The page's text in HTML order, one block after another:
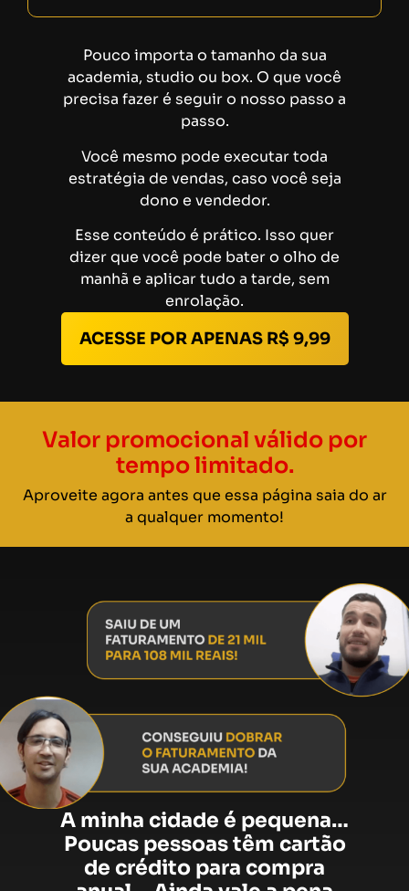
Pouco importa o tamanho da sua
academia, studio ou box. O que você
precisa fazer é seguir o nosso passo a
passo.
Você mesmo pode executar toda
estratégia de vendas, caso você seja
dono e vendedor.
Esse conteúdo é prático. Isso quer
dizer que você pode bater o olho de
manhã e aplicar tudo a tarde, sem
enrolação.
ACESSE POR APENAS R$ 9,99
Valor promocional válido por
tempo limitado.
Aproveite agora antes que essa página saia do ar
a qualquer momento!
A minha cidade é pequena…
Poucas pessoas têm cartão
de crédito para compra